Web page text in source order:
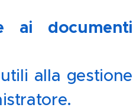
ai documenti
alla gestione